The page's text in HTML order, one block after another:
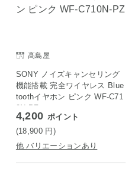
髙島屋
SONY ノイズキャンセリング
機能搭載 完全ワイヤレス Blue
toothイヤホン ピンク WF-C71
0N-PZ
4,200 ポイント
(18,900 円)
他 バリエーションあり